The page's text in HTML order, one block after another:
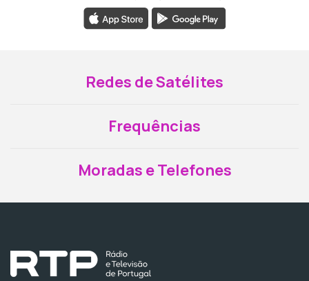
Redes de Satélites
Frequências
Moradas e Telefones